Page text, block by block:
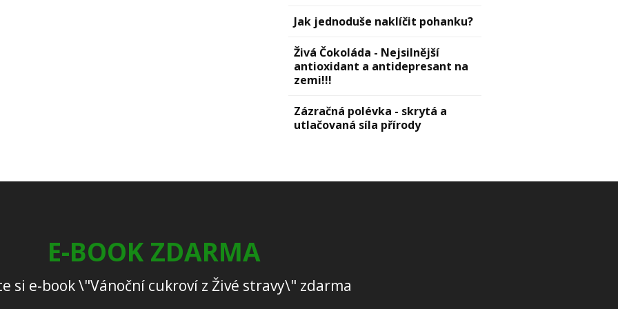
Jak jednoduše naklíčit pohanku?
Živá Čokoláda - Nejsilnější
antioxidant a antidepresant na
zemi!!!
Zázračná polévka - skrytá a
utlačovaná síla přírody
E-BOOK ZDARMA
si e-book \"Vánoční cukroví z Živé stravy\" zdarma